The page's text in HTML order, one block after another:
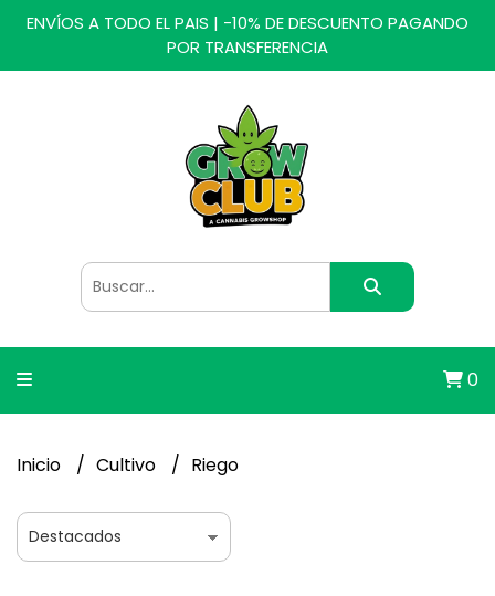
ENVÍOS A TODO EL PAIS | -10% DE DESCUENTO PAGANDO
POR TRANSFERENCIA
0
Inicio Cultivo Riego